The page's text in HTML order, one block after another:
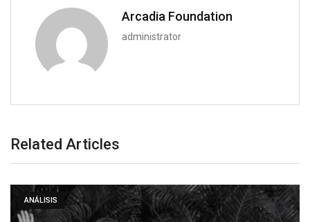
Arcadia Foundation
administrator
Related Articles
ANÁLISIS